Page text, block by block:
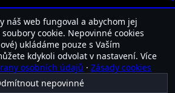
náš web fungoval a abychom jej
cookie. Nepovinné cookies
ukládáme pouze s Vaším
kdykoli odvolat v nastavení. Více
osobních údajů · Zásady cookies
nepovinné